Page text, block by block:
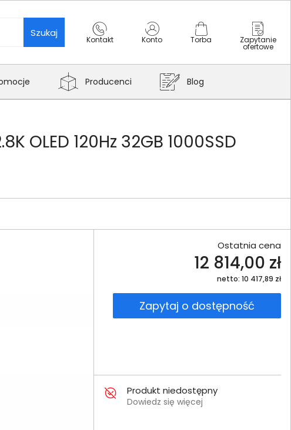
Szukaj
Kontakt Konto Torba Zapytanie
ofertowe
Producenci Blog
OLED 120Hz 32GB 1000SSD
Ostatnia cena
12 814,00 zł
netto: 10 417,89 zł
Zapytaj o dostępność
Produkt niedostępny
Dowiedz się więcej